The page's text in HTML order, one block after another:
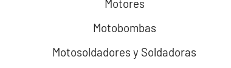
Motores
Motobombas
Motosoldadores y Soldadoras